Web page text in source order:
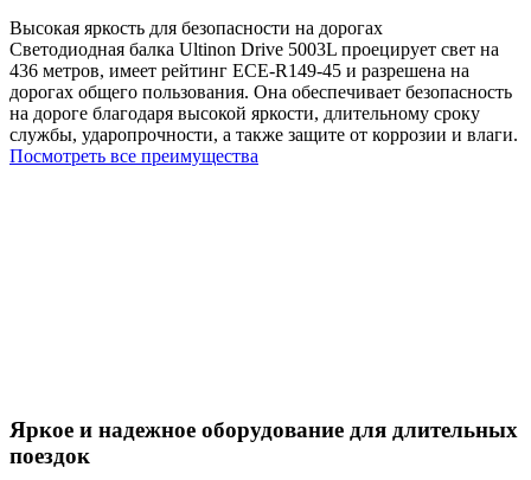
Высокая яркость для безопасности на дорогах
Светодиодная балка Ultinon Drive 5003L проецирует свет на
436 метров, имеет рейтинг ECE-R149-45 и разрешена на
дорогах общего пользования. Она обеспечивает безопасность
на дороге благодаря высокой яркости, длительному сроку
службы, ударопрочности, а также защите от коррозии и влаги.
Посмотреть все преимущества
Яркое и надежное оборудование для длительных
поездок